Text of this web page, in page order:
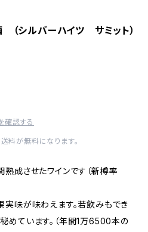
シルバーハイツ サミット）
確認する
料が無料になります。
成させたワインです（新樽率
実味が味わえます。若飲みもでき
めています。（年間1万6500本の